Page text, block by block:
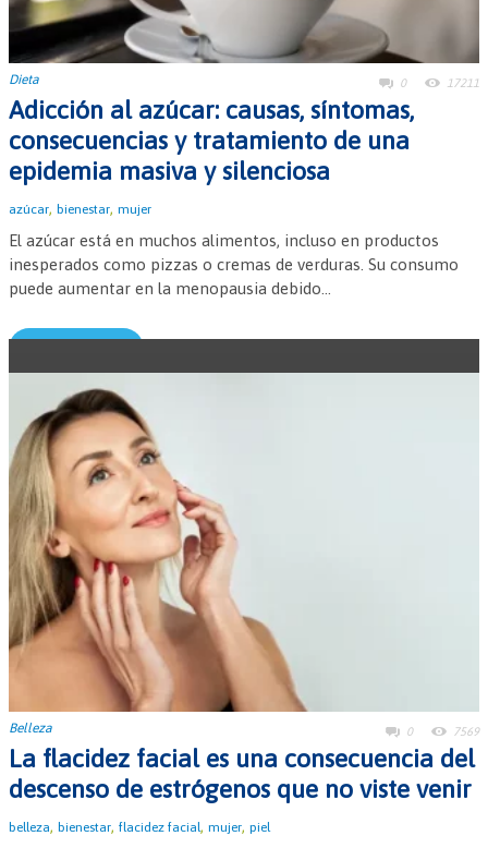
Dieta 0 17211
Adicción al azúcar: causas, síntomas,
consecuencias y tratamiento de una
epidemia masiva y silenciosa
azúcar, bienestar, mujer
El azúcar está en muchos alimentos, incluso en productos
inesperados como pizzas o cremas de verduras. Su consumo
puede aumentar en la menopausia debido...
Belleza 0 7569
La flacidez facial es una consecuencia del
descenso de estrógenos que no viste venir
belleza, bienestar, flacidez facial, mujer, piel